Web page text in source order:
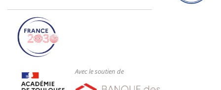
Avec le soutien de